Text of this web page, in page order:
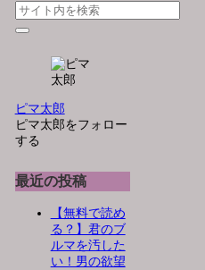
ピマ太郎
ピマ太郎をフォロー
する
最近の投稿
【無料で読め
る？】君のブ
ルマを汚した
い！男の欲望